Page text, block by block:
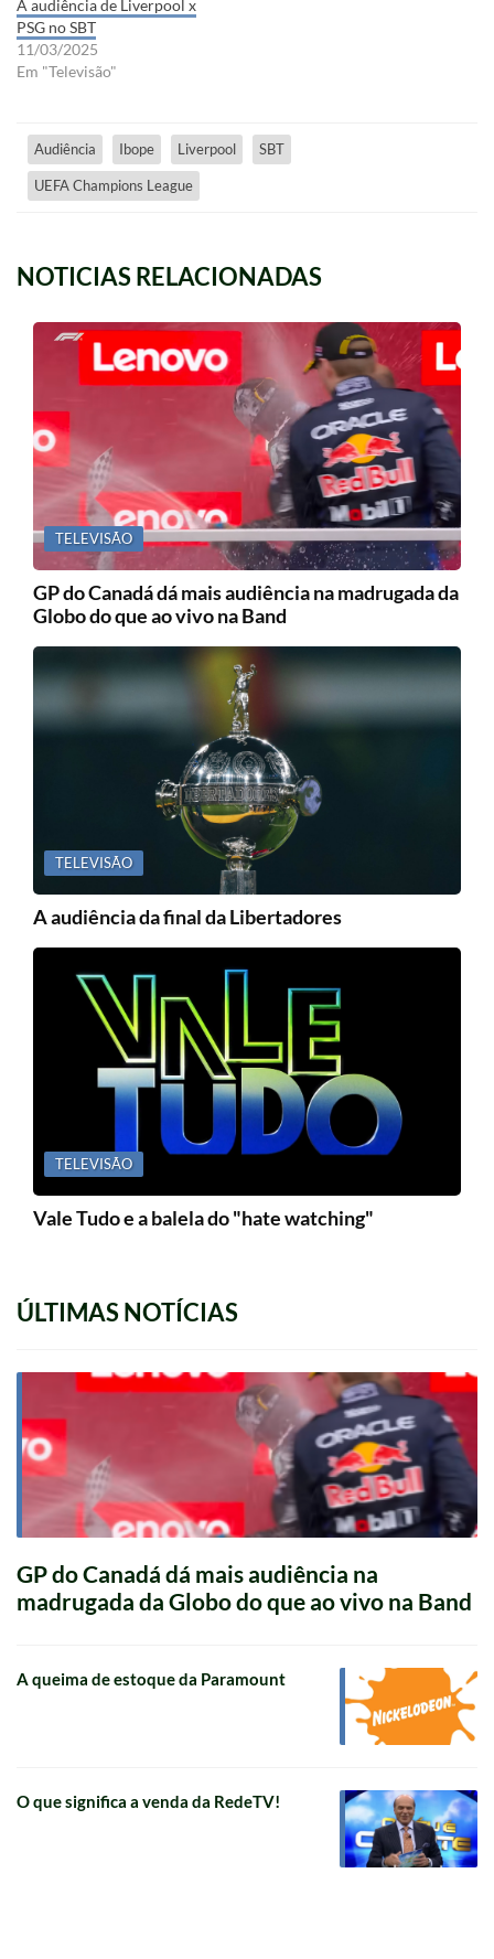
A audiência de Liverpool x
PSG no SBT
11/03/2025
Em "Televisão"
Audiência Ibope Liverpool SBT
UEFA Champions League
NOTICIAS RELACIONADAS
TELEVISÃO
GP do Canadá dá mais audiência na madrugada da
Globo do que ao vivo na Band
TELEVISÃO
A audiência da final da Libertadores
TELEVISÃO
Vale Tudo e a balela do "hate watching"
ÚLTIMAS NOTÍCIAS
GP do Canadá dá mais audiência na
madrugada da Globo do que ao vivo na Band
A queima de estoque da Paramount
O que significa a venda da RedeTV!